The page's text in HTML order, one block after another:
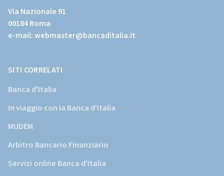
sito
istituzionale
della
Via Nazionale 91
00184 Roma
e-mail:webmaster@bancaditalia.it
SITI CORRELATI
Banca d'Italia
In viaggio con la Banca d'Italia
MUDEM
Arbitro Bancario Finanziario
Servizi online Banca d'Italia